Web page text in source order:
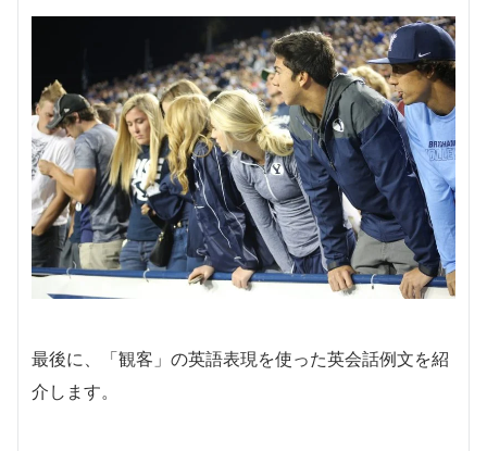
最後に、「観客」の英語表現を使った英会話例文を紹
介します。